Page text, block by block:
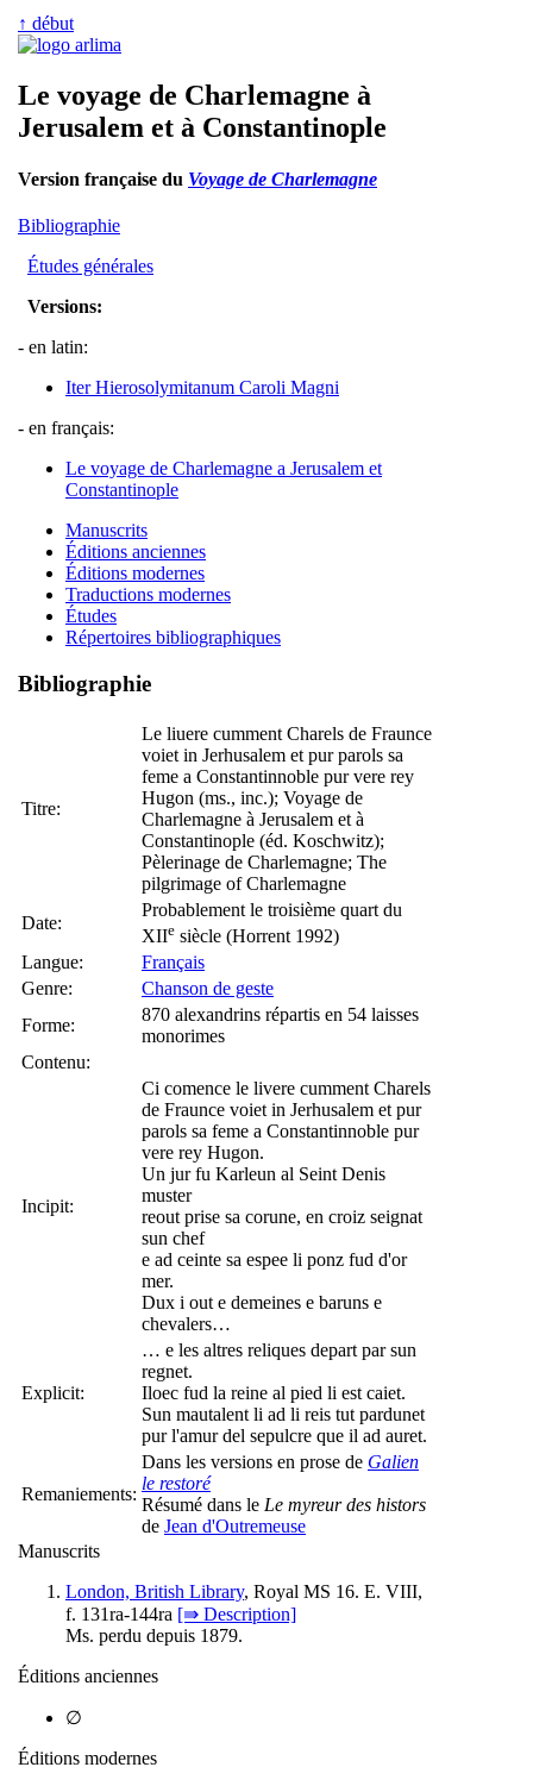
↑ début
Le voyage de Charlemagne à
Jerusalem et à Constantinople
Version française du Voyage de Charlemagne
Bibliographie
Études générales
Versions:
- en latin:
Iter Hierosolymitanum Caroli Magni
- en français:
Le voyage de Charlemagne a Jerusalem et
Constantinople
Manuscrits
Éditions anciennes
Éditions modernes
Traductions modernes
Études
Répertoires bibliographiques
Bibliographie
Titre:
Le liuere cumment Charels de Fraunce
voiet in Jerhusalem et pur parols sa
feme a Constantinnoble pur vere rey
Hugon (ms., inc.); Voyage de
Charlemagne à Jerusalem et à
Constantinople (éd. Koschwitz);
Pèlerinage de Charlemagne; The
pilgrimage of Charlemagne
Date:
Probablement le troisième quart du
XIIe siècle (Horrent 1992)
Langue:
Français
Genre:
Chanson de geste
Forme:
870 alexandrins répartis en 54 laisses
monorimes
Contenu:
Incipit:
Ci comence le livere cumment Charels
de Fraunce voiet in Jerhusalem et pur
parols sa feme a Constantinnoble pur
vere rey Hugon.
Un jur fu Karleun al Seint Denis
muster
reout prise sa corune, en croiz seignat
sun chef
e ad ceinte sa espee li ponz fud d'or
mer.
Dux i out e demeines e baruns e
chevalers…
Explicit:
… e les altres reliques depart par sun
regnet.
Iloec fud la reine al pied li est caiet.
Sun mautalent li ad li reis tut pardunet
pur l'amur del sepulcre que il ad auret.
Remaniements:
Dans les versions en prose de Galien
le restoré
Résumé dans le Le myreur des histors
de Jean d'Outremeuse
Manuscrits
London, British Library, Royal MS 16. E. VIII,
f. 131ra-144ra [⇛ Description]
Ms. perdu depuis 1879.
Éditions anciennes
∅
Éditions modernes